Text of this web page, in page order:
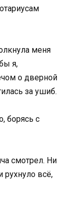
меня
я,
о дверной
за ушиб.
борясь с
смотрел. Ни
рухнуло всё,